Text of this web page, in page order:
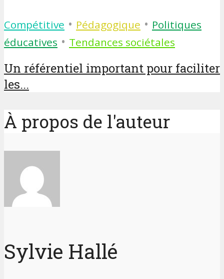
Compétitive • Pédagogique • Politiques
éducatives • Tendances sociétales
Un référentiel important pour faciliter
les...
À propos de l'auteur
Sylvie Hallé